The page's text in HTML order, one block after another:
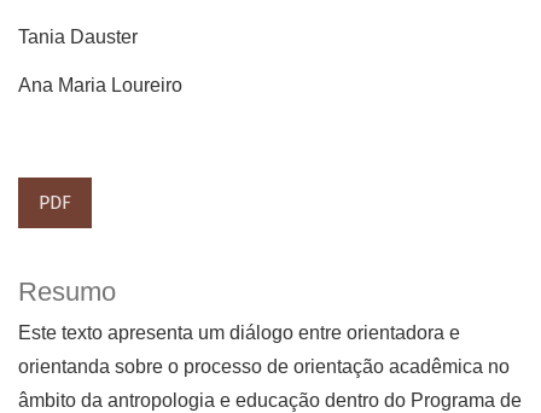
Tania Dauster
Ana Maria Loureiro
PDF
Resumo
Este texto apresenta um diálogo entre orientadora e
orientanda sobre o processo de orientação acadêmica no
âmbito da antropologia e educação dentro do Programa de